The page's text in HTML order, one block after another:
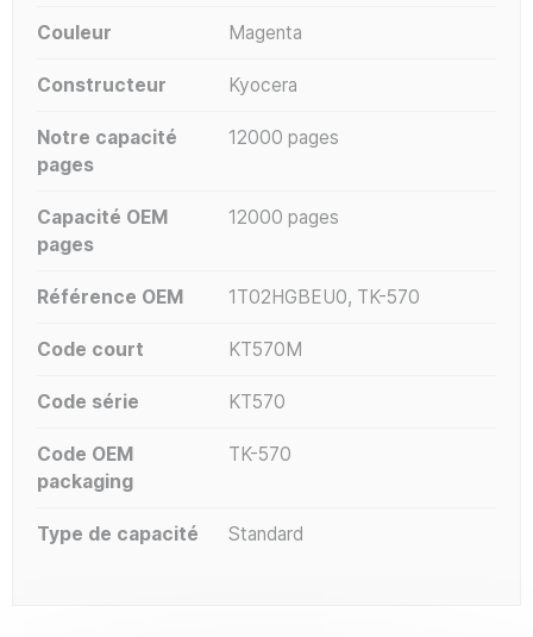
Couleur Magenta
Constructeur Kyocera
Notre capacité
pages
12000 pages
Capacité OEM
pages
12000 pages
Référence OEM 1T02HGBEU0, TK-570
Code court KT570M
Code série KT570
Code OEM
packaging
TK-570
Type de capacité Standard